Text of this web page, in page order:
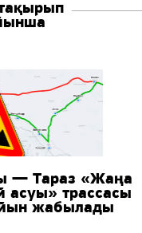
— Тараз «Жаңа
асуы» трассасы
жабылады